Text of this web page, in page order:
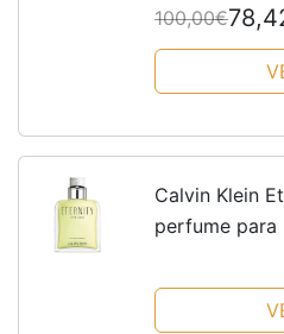
100,00€
Calvin Klein
perfume para